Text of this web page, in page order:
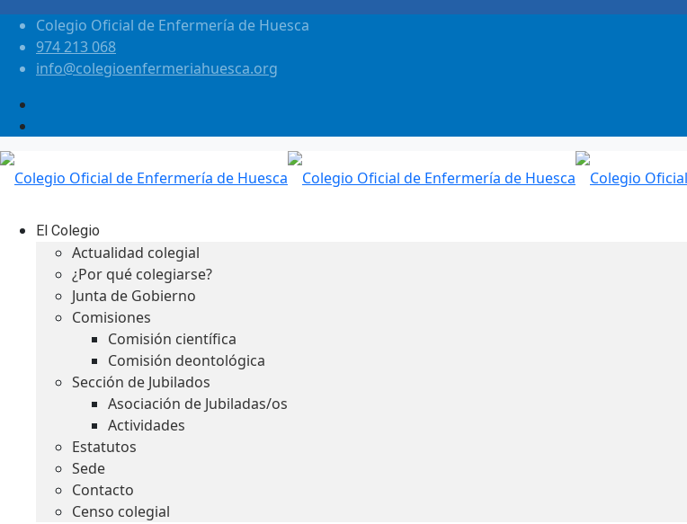
Colegio Oficial de Enfermería de Huesca
974 213 068
info@colegioenfermeriahuesca.org
El Colegio
Actualidad colegial
¿Por qué colegiarse?
Junta de Gobierno
Comisiones
Comisión científica
Comisión deontológica
Sección de Jubilados
Asociación de Jubiladas/os
Actividades
Estatutos
Sede
Contacto
Censo colegial